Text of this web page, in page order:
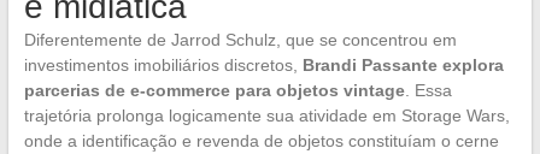
Diferentemente de Jarrod Schulz, que se concentrou em
investimentos imobiliários discretos, Brandi Passante explora
parcerias de e-commerce para objetos vintage. Essa
trajetória prolonga logicamente sua atividade em Storage Wars,
onde a identificação e revenda de objetos constituíam o cerne